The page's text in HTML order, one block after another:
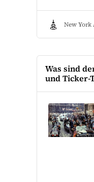
New
Was sind
und Ticker-